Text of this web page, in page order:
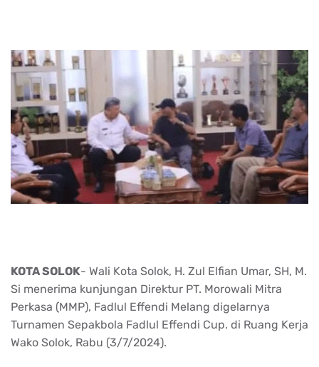
KOTA SOLOK- Wali Kota Solok, H. Zul Elfian Umar, SH, M.
Si menerima kunjungan Direktur PT. Morowali Mitra
Perkasa (MMP), Fadlul Effendi Melang digelarnya
Turnamen Sepakbola Fadlul Effendi Cup. di Ruang Kerja
Wako Solok, Rabu (3/7/2024).